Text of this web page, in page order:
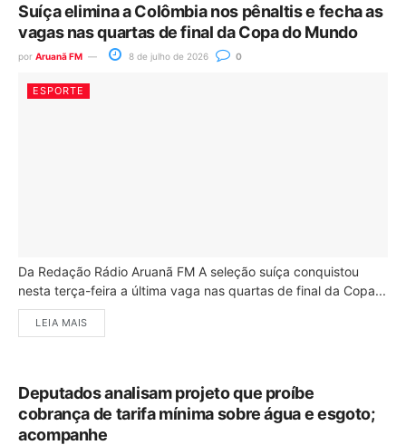
Suíça elimina a Colômbia nos pênaltis e fecha as
vagas nas quartas de final da Copa do Mundo
por Aruanã FM 8 de julho de 2026 0
ESPORTE
Da Redação Rádio Aruanã FM A seleção suíça conquistou
nesta terça-feira a última vaga nas quartas de final da Copa...
LEIA MAIS
Deputados analisam projeto que proíbe
cobrança de tarifa mínima sobre água e esgoto;
acompanhe